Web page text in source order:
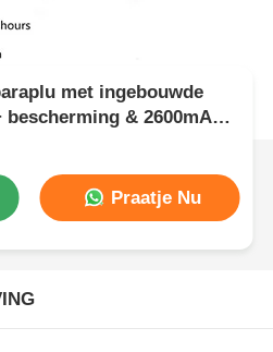
met ingebouwde
bescherming & 2600mAh
Praatje Nu